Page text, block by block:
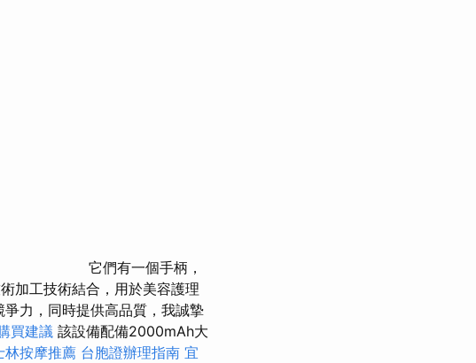
它們有一個手柄，
加工技術結合，用於美容護理
力，同時提供高品質，我誠摯
買建議 該設備配備2000mAh大
林按摩推薦 台胞證辦理指南 宜